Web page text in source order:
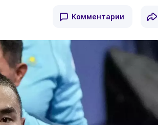
Комментарии